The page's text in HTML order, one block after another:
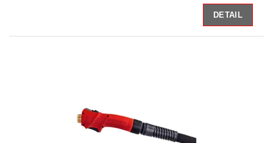
DETAIL